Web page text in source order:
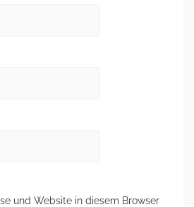
und Website in diesem Browser